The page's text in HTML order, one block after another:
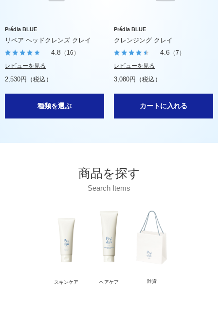
Prédia BLUE
リペア ヘッドクレンズ クレイ
4.8 （16）
レビューを見る
2,530円（税込）
種類を選ぶ
Prédia BLUE
クレンジング クレイ
4.6 （7）
レビューを見る
3,080円（税込）
カートに入れる
商品を探す
Search Items
スキンケア ヘアケア 雑貨